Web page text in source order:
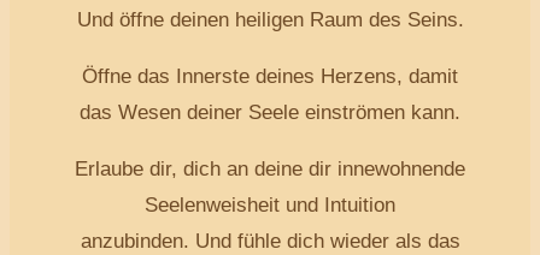
Und öffne deinen heiligen Raum des Seins.
Öffne das Innerste deines Herzens, damit
das Wesen deiner Seele einströmen kann.
Erlaube dir, dich an deine dir innewohnende
Seelenweisheit und Intuition
anzubinden. Und fühle dich wieder als das